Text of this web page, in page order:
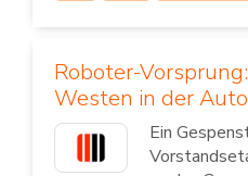
Roboter-
Westen in der
Ein